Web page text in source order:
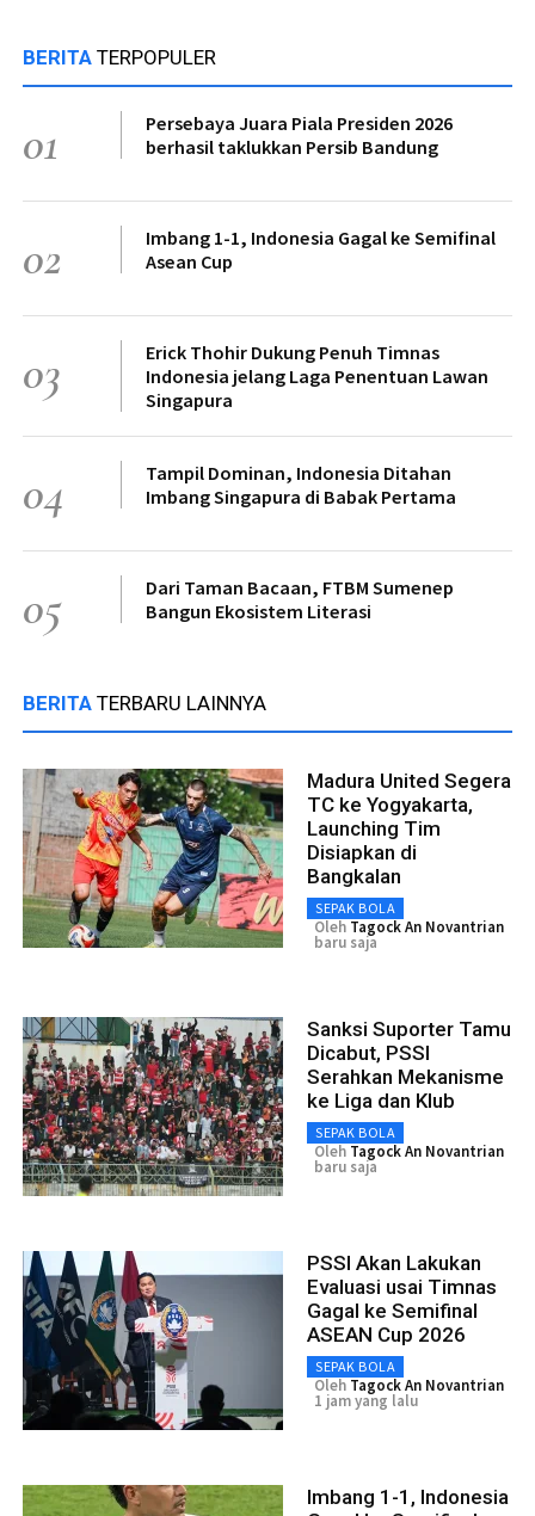
BERITA TERPOPULER
01
Persebaya Juara Piala Presiden 2026
berhasil taklukkan Persib Bandung
02
Imbang 1-1, Indonesia Gagal ke Semifinal
Asean Cup
03
Erick Thohir Dukung Penuh Timnas
Indonesia jelang Laga Penentuan Lawan
Singapura
04
Tampil Dominan, Indonesia Ditahan
Imbang Singapura di Babak Pertama
05
Dari Taman Bacaan, FTBM Sumenep
Bangun Ekosistem Literasi
BERITA TERBARU LAINNYA
Madura United Segera
TC ke Yogyakarta,
Launching Tim
Disiapkan di
Bangkalan
SEPAK BOLA
Oleh Tagock An Novantrian
baru saja
Sanksi Suporter Tamu
Dicabut, PSSI
Serahkan Mekanisme
ke Liga dan Klub
SEPAK BOLA
Oleh Tagock An Novantrian
baru saja
PSSI Akan Lakukan
Evaluasi usai Timnas
Gagal ke Semifinal
ASEAN Cup 2026
SEPAK BOLA
Oleh Tagock An Novantrian
1 jam yang lalu
Imbang 1-1, Indonesia